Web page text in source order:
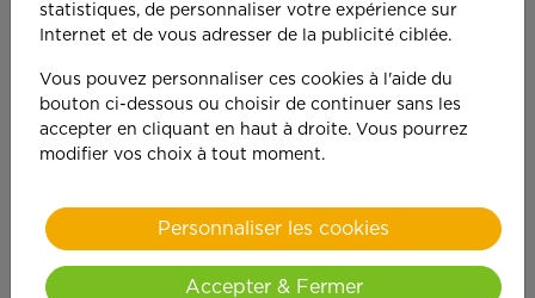
On est toujours plus
performant
quand on y met du
cœur !
statistiques, de personnaliser votre expérience sur
Internet et de vous adresser de la publicité ciblée.
Vous pouvez personnaliser ces cookies à l'aide du
bouton ci-dessous ou choisir de continuer sans les
accepter en cliquant en haut à droite. Vous pourrez
modifier vos choix à tout moment.
Personnaliser les cookies
Accepter & Fermer